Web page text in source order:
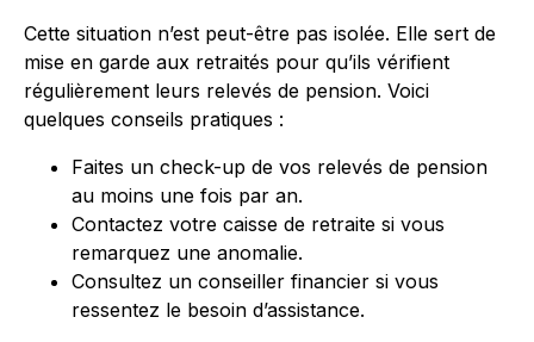
Cette situation n’est peut-être pas isolée. Elle sert de
mise en garde aux retraités pour qu’ils vérifient
régulièrement leurs relevés de pension. Voici
quelques conseils pratiques :
Faites un check-up de vos relevés de pension
au moins une fois par an.
Contactez votre caisse de retraite si vous
remarquez une anomalie.
Consultez un conseiller financier si vous
ressentez le besoin d’assistance.